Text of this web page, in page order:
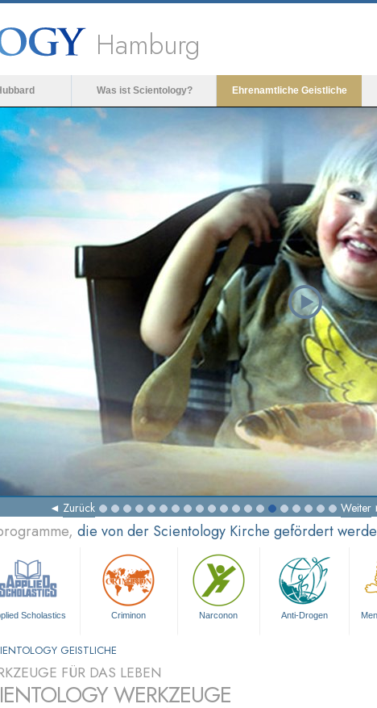
Hamburg
Was ist Scientology? Ehrenamtliche Geistliche
Zurück Weiter
die von der Scientology Kirche gefördert
Scholastics Criminon Narconon Anti-Drogen
GEISTLICHE
FÜR DAS LEBEN
WERKZEUGE